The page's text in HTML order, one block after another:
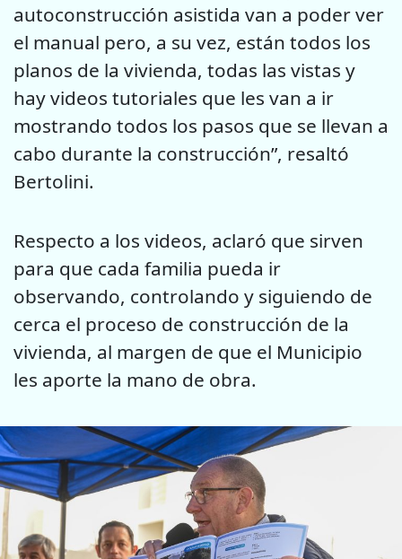
autoconstrucción asistida van a poder ver
el manual pero, a su vez, están todos los
planos de la vivienda, todas las vistas y
hay videos tutoriales que les van a ir
mostrando todos los pasos que se llevan a
cabo durante la construcción”, resaltó
Bertolini.
Respecto a los videos, aclaró que sirven
para que cada familia pueda ir
observando, controlando y siguiendo de
cerca el proceso de construcción de la
vivienda, al margen de que el Municipio
les aporte la mano de obra.